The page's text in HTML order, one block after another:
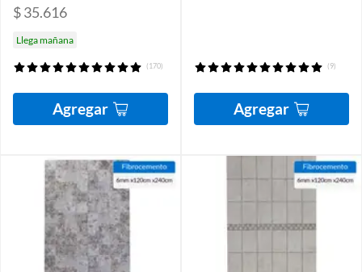
$ 35.616
Llega mañana
(170)
Agregar
(9)
Agregar